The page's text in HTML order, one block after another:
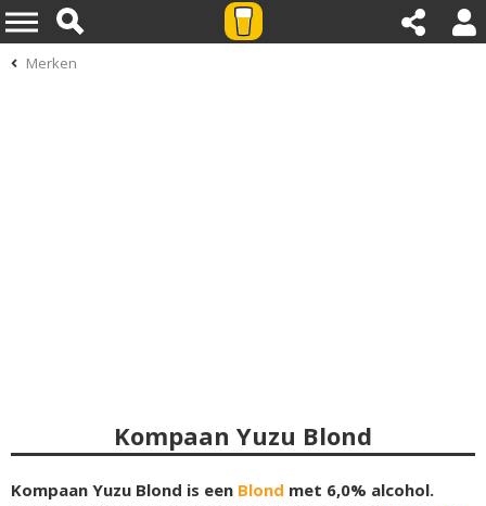
Merken
Kompaan Yuzu Blond
Kompaan Yuzu Blond is een Blond met 6,0% alcohol.